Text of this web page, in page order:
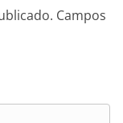
Campos